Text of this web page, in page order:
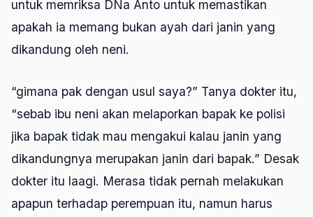
untuk memriksa DNa Anto untuk memastikan
apakah ia memang bukan ayah dari janin yang
dikandung oleh neni.
“gimana pak dengan usul saya?” Tanya dokter itu,
“sebab ibu neni akan melaporkan bapak ke polisi
jika bapak tidak mau mengakui kalau janin yang
dikandungnya merupakan janin dari bapak.” Desak
dokter itu laagi. Merasa tidak pernah melakukan
apapun terhadap perempuan itu, namun harus